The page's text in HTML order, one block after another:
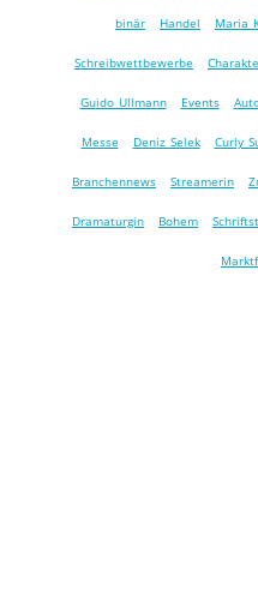
binär Handel Maria
Schreibwettbewerbe
Guido Ullmann Events
Messe Deniz Selek Curly
Branchennews Streamerin
Dramaturgin Bohem